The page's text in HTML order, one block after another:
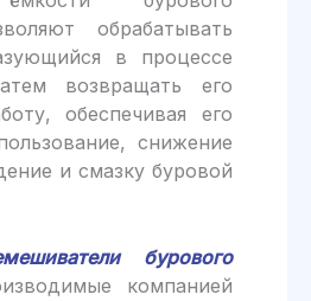
обрабатывать
в процессе
возвращать его
обеспечивая его
снижение
и смазку буровой
бурового
компанией